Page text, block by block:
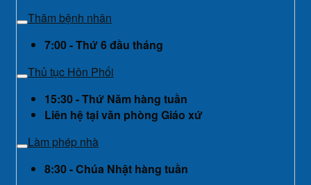
Thăm bệnh nhân
7:00 - Thứ 6 đầu tháng
Thủ tục Hôn Phối
15:30 - Thứ Năm hàng tuần
Liên hệ tại văn phòng Giáo xứ
Làm phép nhà
8:30 - Chúa Nhật hàng tuần